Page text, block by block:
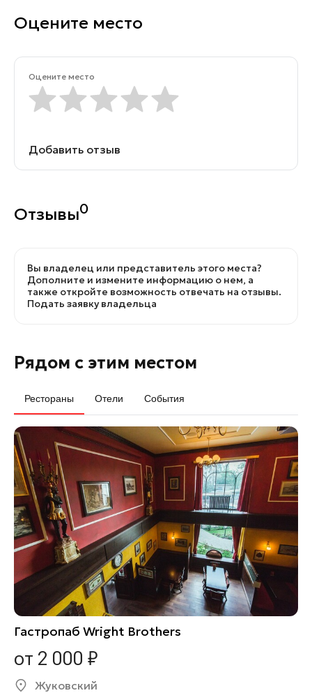
Оцените место
Оцените место
Добавить отзыв
Отзывы0
Вы владелец или представитель этого места?
Дополните и измените информацию о нем, а
также откройте возможность отвечать на отзывы.
Подать заявку владельца
Рядом с этим местом
Рестораны Отели События
Гастропаб Wright Brothers
от 2 000 ₽
Жуковский